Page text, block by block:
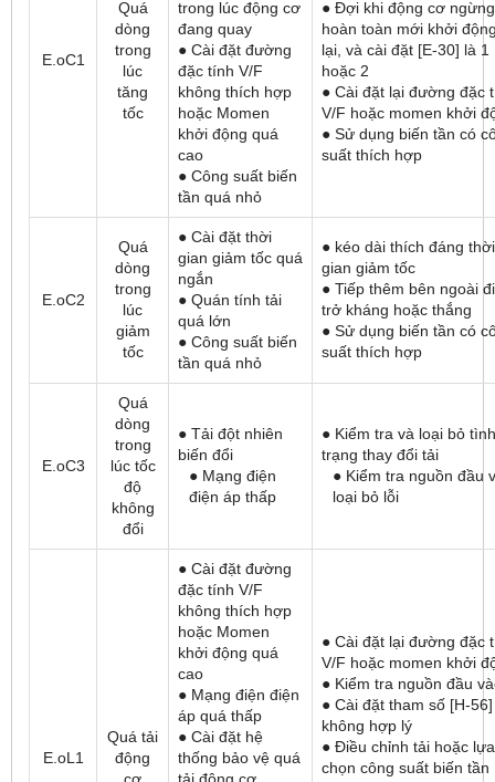
E.oC1
Quá
dòng
trong
lúc
tăng
tốc
trong lúc động cơ
đang quay
● Cài đặt đường
đặc tính V/F
không thích hợp
hoặc Momen
khởi động quá
cao
● Công suất biến
tần quá nhỏ
● Đợi khi động cơ ngừng
hoàn toàn mới khởi
lại, và cài đặt [E-30] là 1
hoặc 2
● Cài đặt lại đường đặc
V/F hoặc momen khởi
● Sử dụng biến tần có
suất thích hợp
E.oC2
Quá
dòng
trong
lúc
giảm
tốc
● Cài đặt thời
gian giảm tốc quá
ngắn
● Quán tính tải
quá lớn
● Công suất biến
tần quá nhỏ
● kéo dài thích đáng thời
gian giảm tốc
● Tiếp thêm bên ngoài
trở kháng hoặc thắng
● Sử dụng biến tần có
suất thích hợp
E.oC3
Quá
dòng
trong
lúc tốc
độ
không
đổi
● Tải đột nhiên
biến đổi
● Mạng điện
điện áp thấp
● Kiểm tra và loại bỏ tình
trạng thay đổi tải
● Kiểm tra nguồn đầu
loại bỏ lỗi
E.oL1
Quá tải
động
● Cài đặt đường
đặc tính V/F
không thích hợp
hoặc Momen
khởi động quá
cao
● Mạng điện điện
áp quá thấp
● Cài đặt hệ
thống bảo vệ quá
● Cài đặt lại đường đặc
V/F hoặc momen khởi
● Kiểm tra nguồn đầu
● Cài đặt tham số [H-56]
không hợp lý
● Điều chỉnh tải hoặc lựa
chọn công suất biến tần